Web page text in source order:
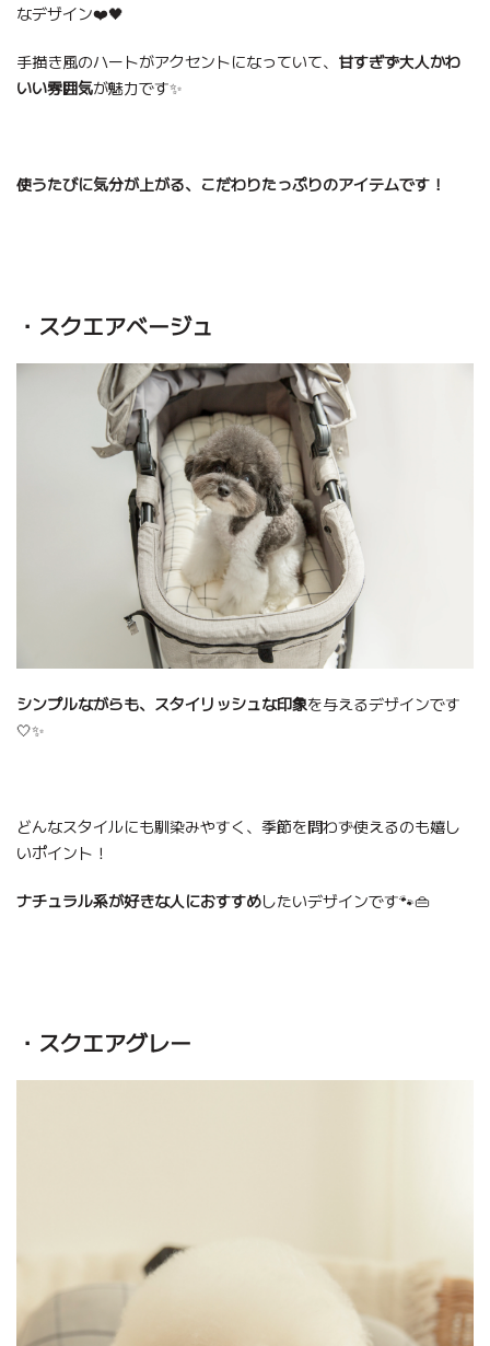
なデザイン❤️🖤
手描き風のハートがアクセントになっていて、 甘すぎず大人かわ
いい雰囲気が魅力です✨
使うたびに気分が上がる、こだわりたっぷりのアイテムです！
・スクエアベージュ
シンプルながらも、スタイリッシュな印象を与えるデザインです
🤍✨
どんなスタイルにも馴染みやすく、季節を問わず使えるのも嬉し
いポイント！
ナチュラル系が好きな人におすすめしたいデザインです🐾👜
・スクエアグレー